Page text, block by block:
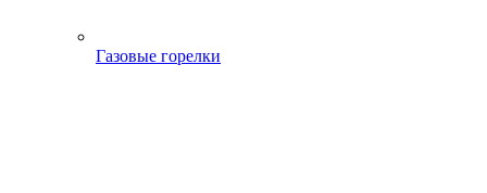
Газовые горелки